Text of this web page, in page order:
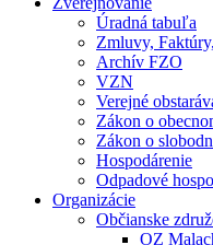
Úradná tabuľa
Zmluvy,
Archív FZO
VZN
Verejné
Zákon o
Zákon o
Hospodárenie
Odpadové
Organizácie
Občianske
OZ